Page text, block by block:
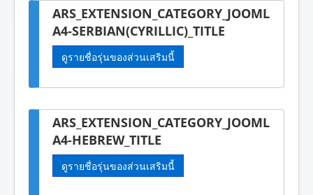
ARS_EXTENSION_CATEGORY_JOOML
A4-SERBIAN(CYRILLIC)_TITLE
ดูรายชื่อรุ่นของส่วนเสริมนี้
ARS_EXTENSION_CATEGORY_JOOML
A4-HEBREW_TITLE
ดูรายชื่อรุ่นของส่วนเสริมนี้